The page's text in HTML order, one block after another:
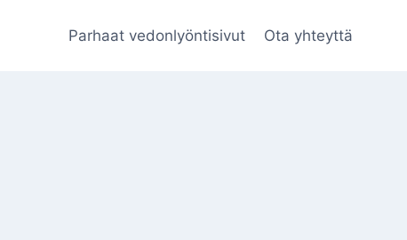
Parhaat vedonlyöntisivut Ota yhteyttä